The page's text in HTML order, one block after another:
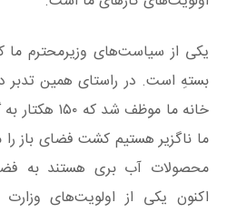
یکی از سیاست‌های وزیرمحترم
بستهِ است. در راستای همین تدبر
خانه ما موظف
ما ناگزیر هستیم کشت فضای باز
محصولات آب بری هستند به
اکنون یکی از اولویت‌های وزارت